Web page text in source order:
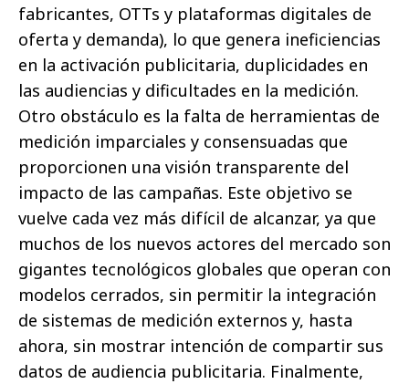
fabricantes, OTTs y plataformas digitales de
oferta y demanda), lo que genera ineficiencias
en la activación publicitaria, duplicidades en
las audiencias y dificultades en la medición.
Otro obstáculo es la falta de herramientas de
medición imparciales y consensuadas que
proporcionen una visión transparente del
impacto de las campañas. Este objetivo se
vuelve cada vez más difícil de alcanzar, ya que
muchos de los nuevos actores del mercado son
gigantes tecnológicos globales que operan con
modelos cerrados, sin permitir la integración
de sistemas de medición externos y, hasta
ahora, sin mostrar intención de compartir sus
datos de audiencia publicitaria. Finalmente,